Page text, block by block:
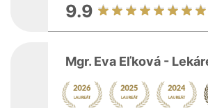
9.9
Mgr. Eva Eľková -